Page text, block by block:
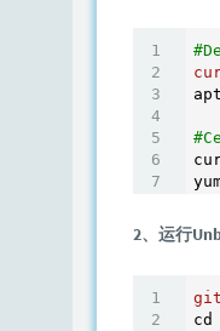
2、运行
git
cd